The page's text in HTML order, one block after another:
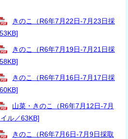
きのこ（R6年7月22日-7月23日採
きのこ（R6年7月19日-7月21日採
きのこ（R6年7月16日-7月17日採
山菜・きのこ（R6年7月12日-7月
ル／63KB]
きのこ（R6年7月6日-7月9日採取